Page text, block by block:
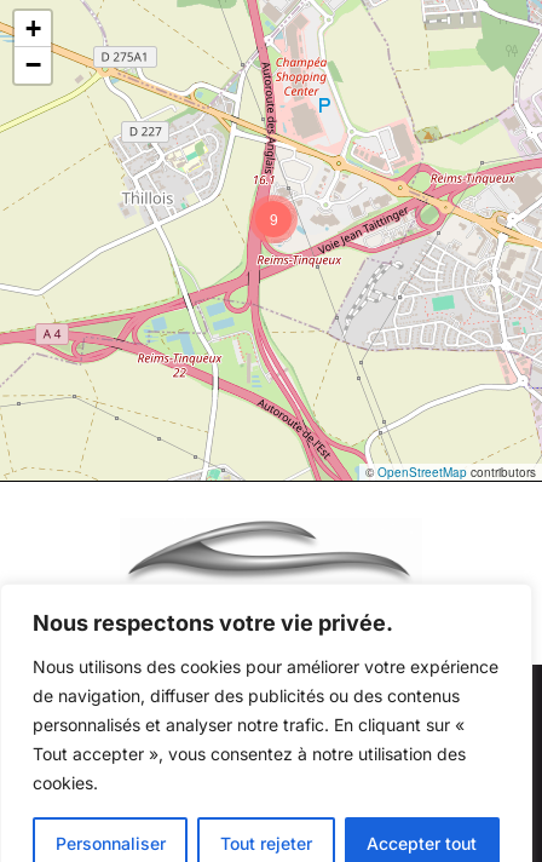
Nous respectons votre vie privée.
Nous utilisons des cookies pour améliorer votre expérience
de navigation, diffuser des publicités ou des contenus
personnalisés et analyser notre trafic. En cliquant sur «
Tout accepter », vous consentez à notre utilisation des
cookies.
Personnaliser Tout rejeter Accepter tout
9
+
−
©OpenStreetMap contributors
Au quotidien, prenez les transports en commun
#SeDéplacerMoinsPolluer
Copyright © 2026 Millésime Motor . Tous droits réservés -